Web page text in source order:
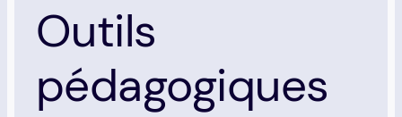
Outils
pédagogiques